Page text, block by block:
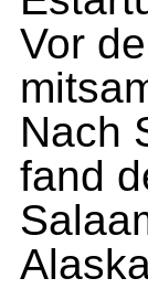
Vor
Nach
fand